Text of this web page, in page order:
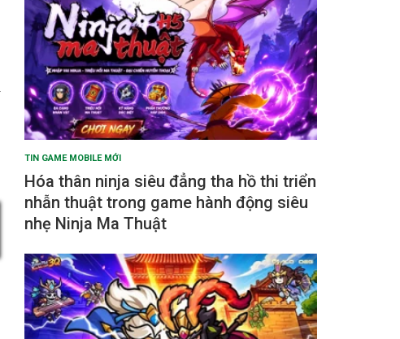
TIN GAME MOBILE MỚI
Hóa thân ninja siêu đẳng tha hồ thi triển
nhẫn thuật trong game hành động siêu
nhẹ Ninja Ma Thuật